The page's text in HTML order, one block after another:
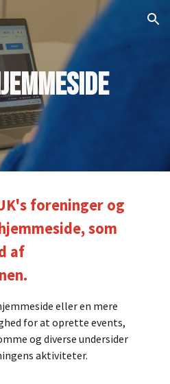
Skip to navigation
foreninger og
som
af
eller en mere
for at oprette events,
og diverse undersider
aktiviteter.